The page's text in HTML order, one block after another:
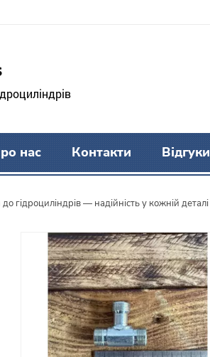
нас Контакти Відгуки
гідроциліндрів — надійність у кожній деталі